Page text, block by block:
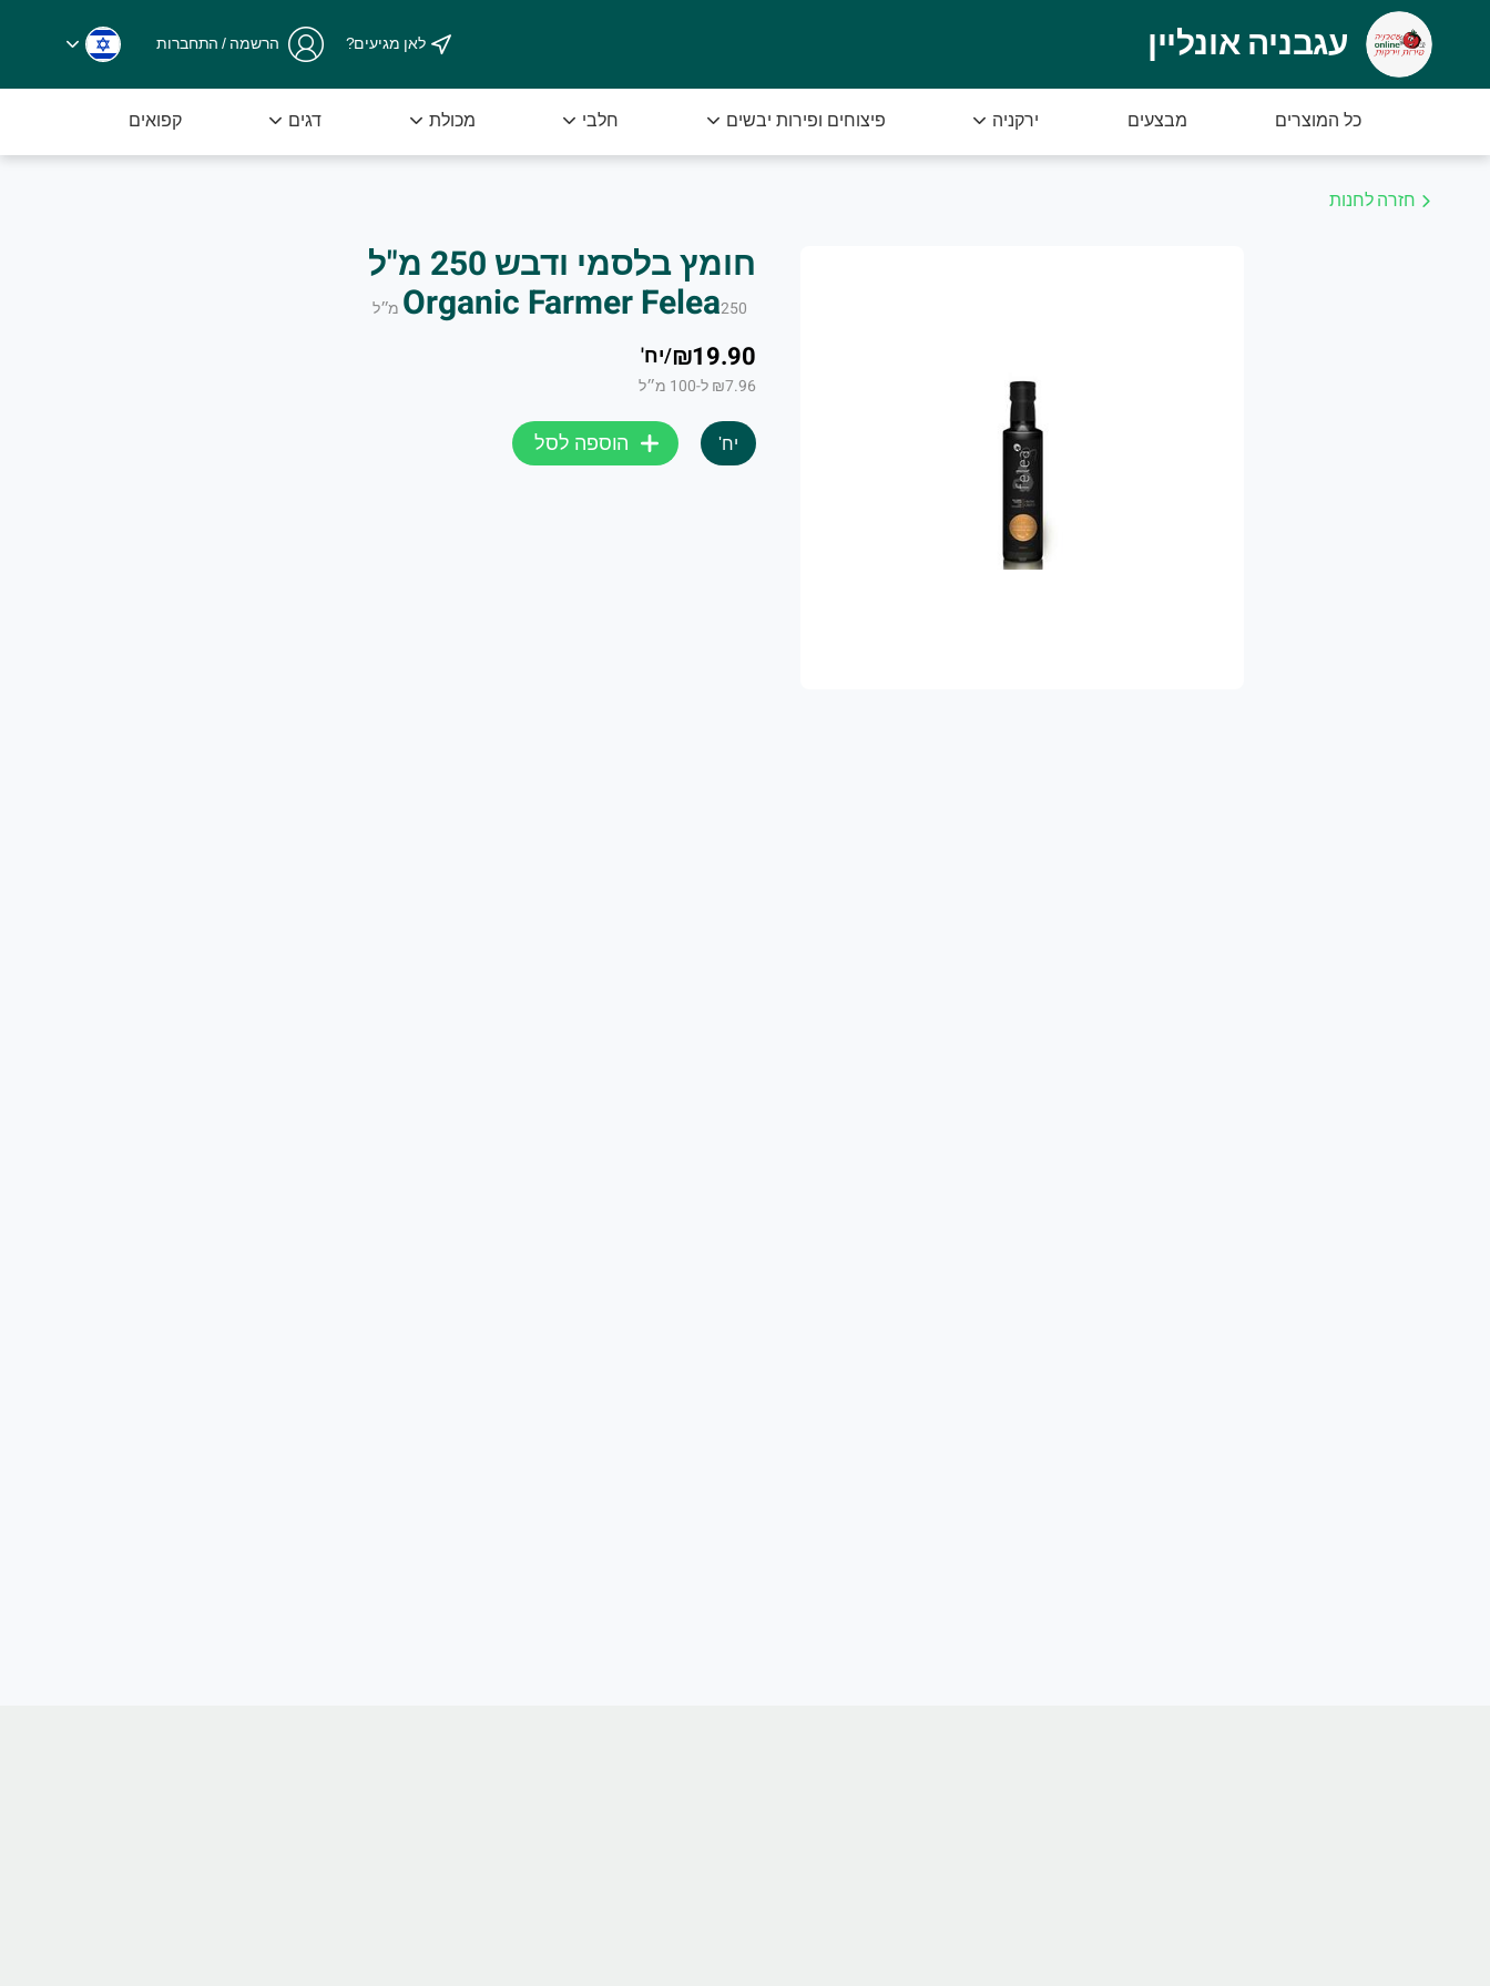
עגבניה אונליין
אנו נכין את הזמנתכם בקפדנות כדי שתוכלו להנות מתוצרת בריאה ומובחרת עד הבית.
ניתן ליצור איתנו קשר בטלפון:
מבחר עשיר ומשובח של ירקות ופירות טריים שאנחנו מביאים כל יום היישר מהשדה. מאות לקוחותינו נהנים מידי יום מטעמם הנפלא של ירקות, פירות ומוצרים משובחים שהם רוכשים בחנות
עגבניה אונליין לאן מגיעים? הרשמה / התחברות
כל המוצרים מבצעים ירקניה פיצוחים ופירות יבשים חלבי מכולת דגים קפואים
חזרה לחנות
חומץ בלסמי ודבש 250 מ"ל
Organic Farmer Felea250 מ״ל
₪19.90
/יח'
₪7.96 ל-100 מ״ל
יח' הוספה לסל